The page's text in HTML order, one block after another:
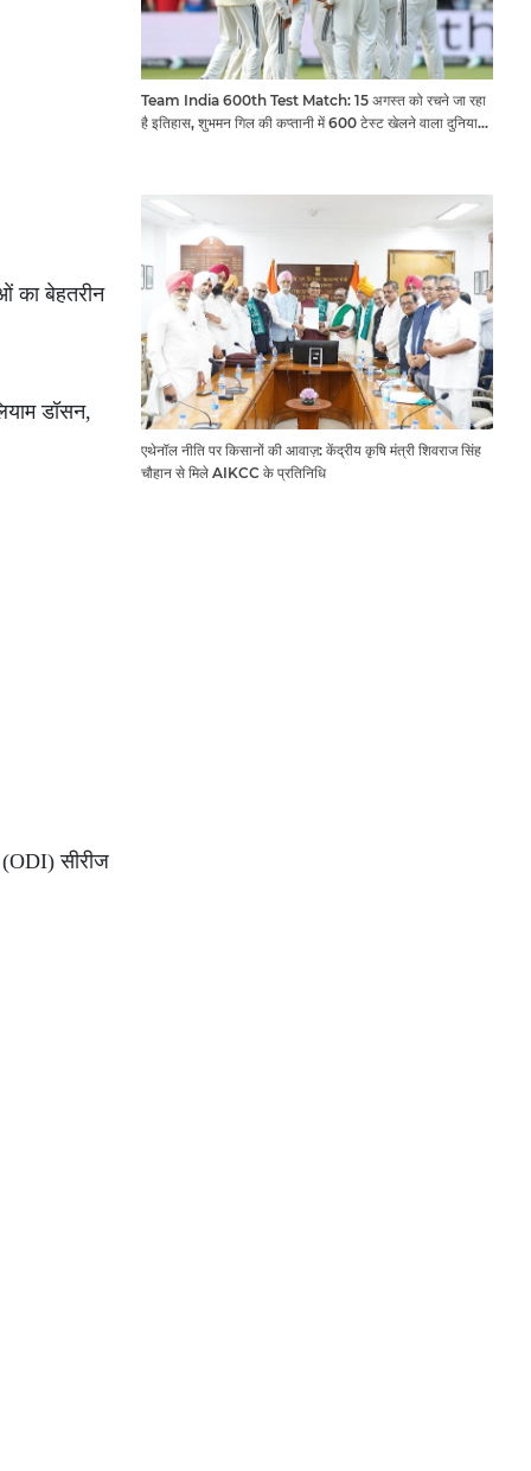
का बेहतरीन
डॉसन,
सीरीज
Team India 600th Test Match: 15 अगस्त को रचने जा रहा
है इतिहास, शुभमन गिल की कप्तानी में 600 टेस्ट खेलने वाला दुनिया
एथेनॉल नीति पर किसानों की आवाज़: केंद्रीय कृषि मंत्री शिवराज सिंह
चौहान से मिले AIKCC के प्रतिनिधि